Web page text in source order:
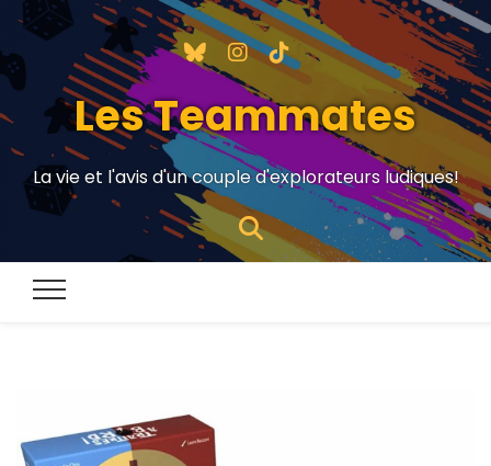
Les Teammates
La vie et l'avis d'un couple d'explorateurs ludiques!